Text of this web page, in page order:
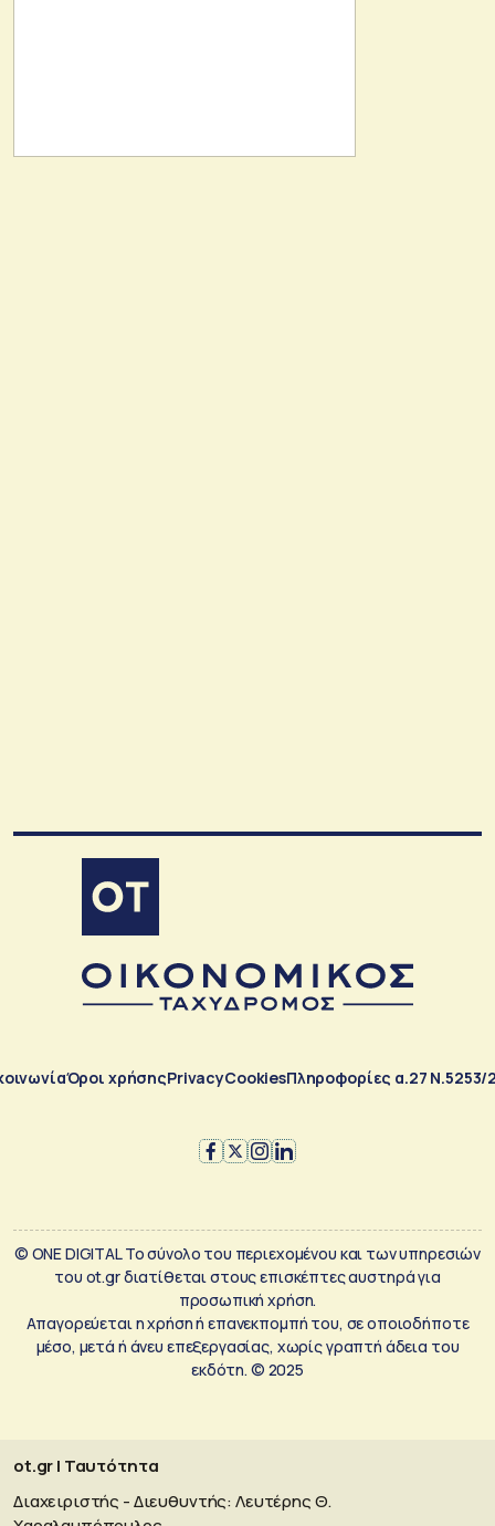
Όροι χρήσηςPrivacyCookiesΠληροφορίες α.27 Ν.5253/
© ONE DIGITAL Το σύνολο του περιεχομένου και των υπηρεσιών
του ot.gr διατίθεται στους επισκέπτες αυστηρά για
προσωπική χρήση.
Απαγορεύεται η χρήση ή επανεκπομπή του, σε οποιοδήποτε
μέσο, μετά ή άνευ επεξεργασίας, χωρίς γραπτή άδεια του
εκδότη. © 2025
ot.gr | Ταυτότητα
Διαχειριστής - Διευθυντής: Λευτέρης Θ.